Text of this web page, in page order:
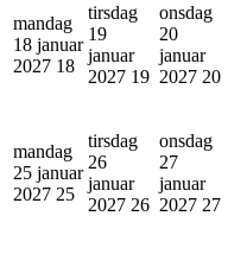
mandag
18 januar
2027 18
tirsdag
19
januar
2027 19
onsdag
20
januar
2027 20
mandag
25 januar
2027 25
tirsdag
26
januar
2027 26
onsdag
27
januar
2027 27